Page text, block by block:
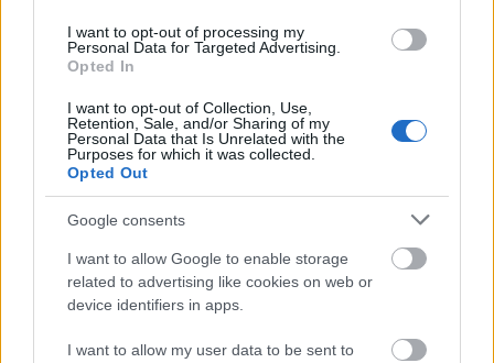
I want to opt-out of processing my
Personal Data for Targeted Advertising.
Opted In
I want to opt-out of Collection, Use,
Retention, Sale, and/or Sharing of my
Personal Data that Is Unrelated with the
Purposes for which it was collected.
Opted Out
Google consents
I want to allow Google to enable storage
related to advertising like cookies on web or
device identifiers in apps.
I want to allow my user data to be sent to
12:03
Emma Watson valami álomszép legújabb
címlapján, így még sosem láthattad a Harry
11:05
Szabó Zsófi gyerekkori fotójától a
legkeményebb szív is felolvad majd
10:40
Nem kér semmit, de mindenét odaadná érted
– Így változtatja meg egy kutya az életed
lélegzetelállítóan szép a magyar modell
09:31